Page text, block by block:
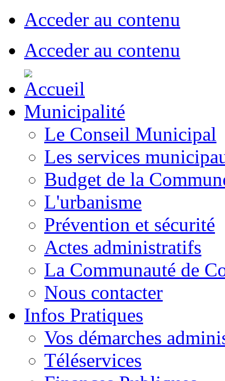
Acceder au contenu
Acceder au contenu
Municipalité
Le Conseil Municipal
Les services
Budget de la
L'urbanisme
Prévention et sécurité
Actes administratifs
La Communauté de
Nous contacter
Infos Pratiques
Vos démarches
Téléservices